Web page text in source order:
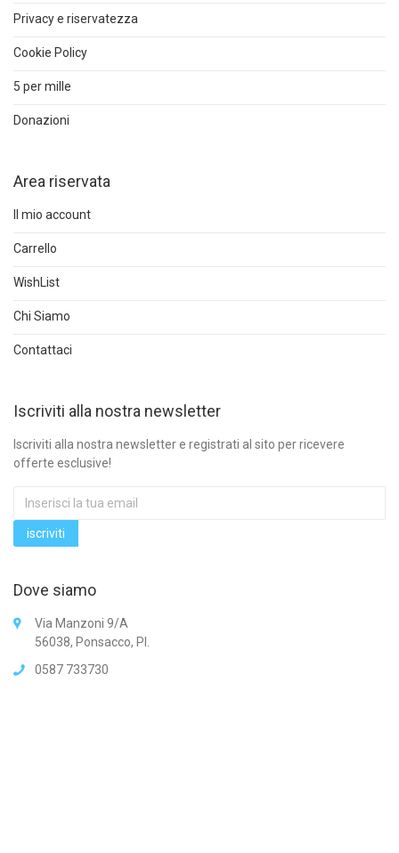
Privacy e riservatezza
Cookie Policy
5 per mille
Donazioni
Area riservata
Il mio account
Carrello
WishList
Chi Siamo
Contattaci
Iscriviti alla nostra newsletter
Iscriviti alla nostra newsletter e registrati al sito per ricevere
offerte esclusive!
Dove siamo
Via Manzoni 9/A
56038, Ponsacco, PI.
0587 733730